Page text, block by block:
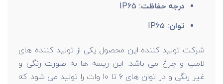
درجه حفاظت:
توان:
شرکت تولید کننده این محصول یکی از تولید کننده های
لامپ و چراغ می باشد. این ریسه ها به صورت رنگی و
غیر رنگی و در توان های 6 تا 10 وات را تولید می شود که